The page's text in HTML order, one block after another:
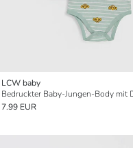
LCW baby
7.99 EUR